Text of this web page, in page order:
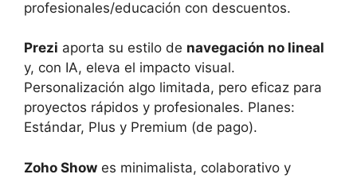
profesionales/educación con descuentos.
Prezi aporta su estilo de navegación no lineal
y, con IA, eleva el impacto visual.
Personalización algo limitada, pero eficaz para
proyectos rápidos y profesionales. Planes:
Estándar, Plus y Premium (de pago).
Zoho Show es minimalista, colaborativo y